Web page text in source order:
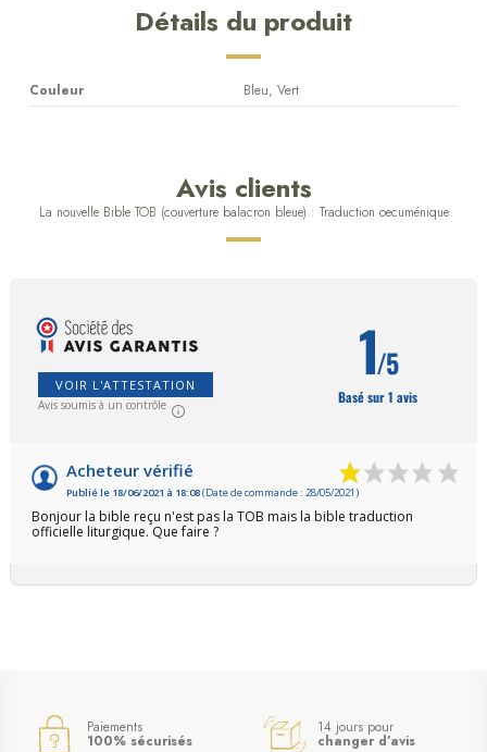
Détails du produit
Couleur Bleu, Vert
Avis clients
La nouvelle Bible TOB (couverture balacron bleue) : Traduction oecuménique
VOIR L'ATTESTATION
Avis soumis à un contrôle
1/5
Basé sur 1 avis
Acheteur vérifié
Publié le 18/06/2021 à 18:08(Date de commande : 28/05/2021)
Bonjour la bible reçu n'est pas la TOB mais la bible traduction
officielle liturgique. Que faire ?
Paiements
100% sécurisés
14 jours pour
changer d’avis